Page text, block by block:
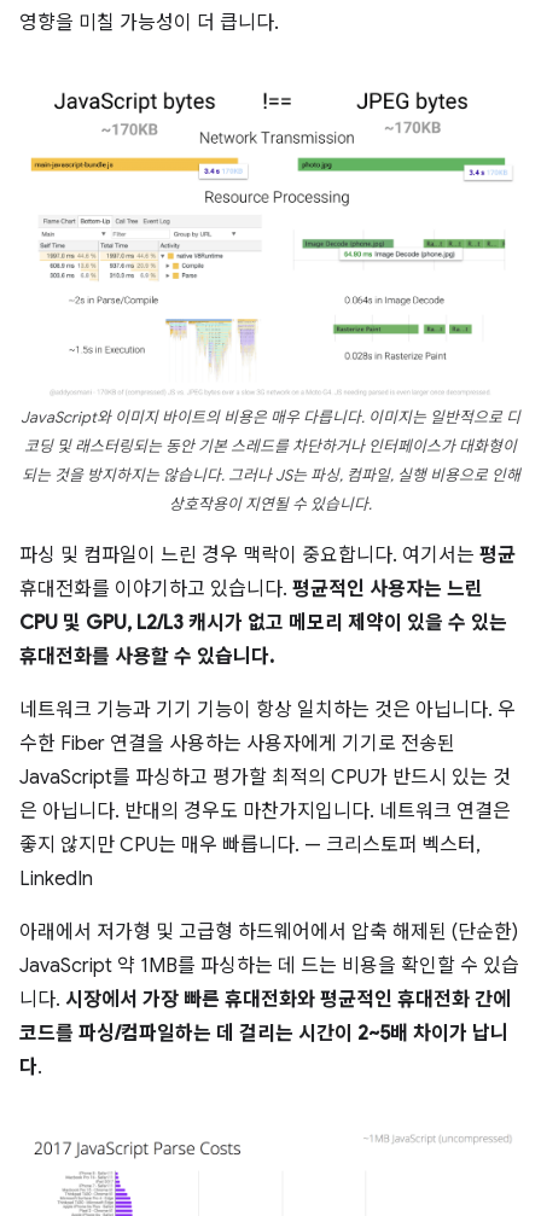
영향을 미칠 가능성이 더 큽니다.
JavaScript와 이미지 바이트의 비용은 매우 다릅니다. 이미지는 일반적으로 디
코딩 및 래스터링되는 동안 기본 스레드를 차단하거나 인터페이스가 대화형이
되는 것을 방지하지는 않습니다. 그러나 JS는 파싱, 컴파일, 실행 비용으로 인해
상호작용이 지연될 수 있습니다.
파싱 및 컴파일이 느린 경우 맥락이 중요합니다. 여기서는 평균
휴대전화를 이야기하고 있습니다. 평균적인 사용자는 느린
CPU 및 GPU, L2/L3 캐시가 없고 메모리 제약이 있을 수 있는
휴대전화를 사용할 수 있습니다.
네트워크 기능과 기기 기능이 항상 일치하는 것은 아닙니다. 우
수한 Fiber 연결을 사용하는 사용자에게 기기로 전송된
JavaScript를 파싱하고 평가할 최적의 CPU가 반드시 있는 것
은 아닙니다. 반대의 경우도 마찬가지입니다. 네트워크 연결은
좋지 않지만 CPU는 매우 빠릅니다. — 크리스토퍼 벡스터,
LinkedIn
아래에서 저가형 및 고급형 하드웨어에서 압축 해제된 (단순한)
JavaScript 약 1MB를 파싱하는 데 드는 비용을 확인할 수 있습
니다. 시장에서 가장 빠른 휴대전화와 평균적인 휴대전화 간에
코드를 파싱/컴파일하는 데 걸리는 시간이 2~5배 차이가 납니
다.